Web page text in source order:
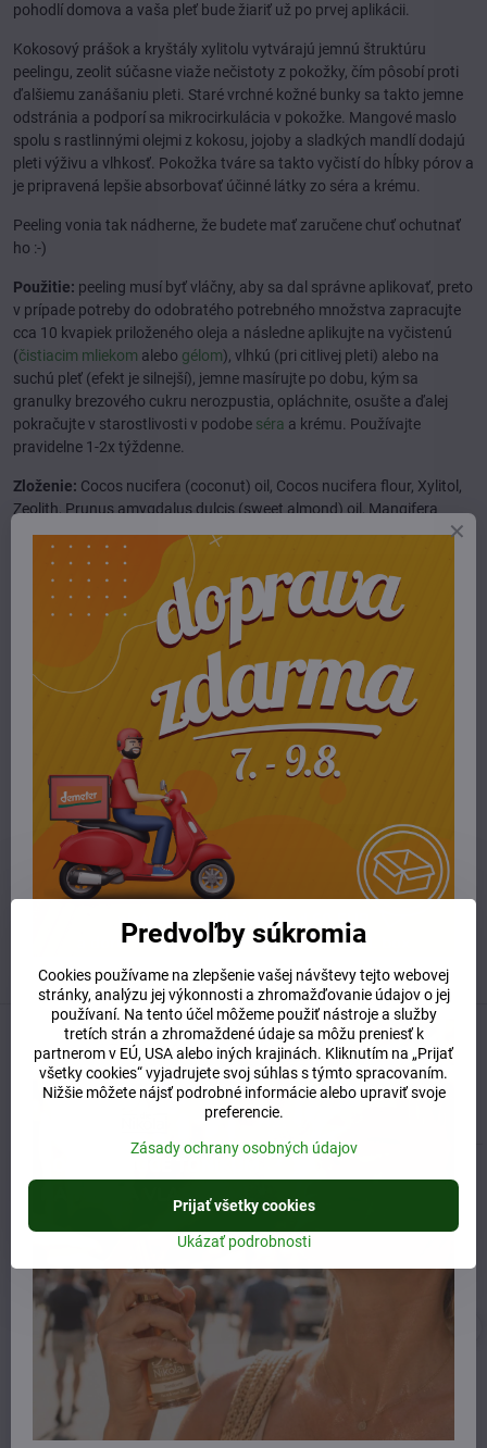
pohodlí domova a vaša pleť bude žiariť už po prvej aplikácii.
Kokosový prášok a kryštály xylitolu vytvárajú jemnú štruktúru
peelingu, zeolit súčasne viaže nečistoty z pokožky, čím pôsobí proti
ďalšiemu zanášaniu pleti. Staré vrchné kožné bunky sa takto jemne
odstránia a podporí sa mikrocirkulácia v pokožke. Mangové maslo
spolu s rastlinnými olejmi z kokosu, jojoby a sladkých mandlí dodajú
pleti výživu a vlhkosť. Pokožka tváre sa takto vyčistí do hĺbky pórov a
je pripravená lepšie absorbovať účinné látky zo séra a krému.
Peeling vonia tak nádherne, že budete mať zaručene chuť ochutnať
ho :-)
Použitie: peeling musí byť vláčny, aby sa dal správne aplikovať, preto
v prípade potreby do odobratého potrebného množstva zapracujte
cca 10 kvapiek priloženého oleja a následne aplikujte na vyčistenú
(čistiacim mliekom alebo gélom), vlhkú (pri citlivej pleti) alebo na
suchú pleť (efekt je silnejší), jemne masírujte po dobu, kým sa
granulky brezového cukru nerozpustia, opláchnite, osušte a ďalej
pokračujte v starostlivosti v podobe séra a krému. Používajte
pravidelne 1-2x týždenne.
Zloženie: Cocos nucifera (coconut) oil, Cocos nucifera flour, Xylitol,
Zeolith, Prunus amygdalus dulcis (sweet almond) oil, Mangifera
indica (mango) seed butter, Simmondsia chinensis (jojoba) seed oil,
Aroma, Cera alba (beeswax), Benzyl alcohol, Benzyl benzoate,
Benzyl cinnamate, Farnesol, Isoeugenol
Viac z kategórie
pleťová kozmetika
Potrebujete poradiť alebo pomôcť?
+421 904 55 33 96
info​@prirodnyraj​.sk
Kamenná predajňa
Ružinovská 40, 82103 Bratislava
Otváracie hodiny
UTOROK 10:00 - 15:00
STREDA 10:00 - 17:00
Predchádzajúci produkt Nasledujúci produkt
Súvisiaci produkt
Hesse čistiace mlieko na
pleť 80ml
Skladom
50 €
Hesse čistiaci gél na pleť
38 €
Predvoľby súkromia
Cookies používame na zlepšenie vašej návštevy tejto webovej
stránky, analýzu jej výkonnosti a zhromažďovanie údajov o jej
používaní. Na tento účel môžeme použiť nástroje a služby
tretích strán a zhromaždené údaje sa môžu preniesť k
partnerom v EÚ, USA alebo iných krajinách. Kliknutím na „Prijať
všetky cookies“ vyjadrujete svoj súhlas s týmto spracovaním.
Nižšie môžete nájsť podrobné informácie alebo upraviť svoje
preferencie.
Zásady ochrany osobných údajov
Ukázať podrobnosti
Prijať všetky cookies